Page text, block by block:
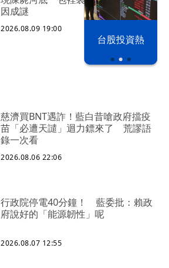
台股投資熱
因成謎
2026.08.09 19:00
慈濟買BNT遇詐！藍白昔嗆政府擋疫
苗「必遭天譴」迴力鏢來了 荒謬語
錄一次看
2026.08.06 22:06
行政院停電40分鐘！ 藍委批：賴政
府說好的「能源韌性」呢
2026.08.07 12:55